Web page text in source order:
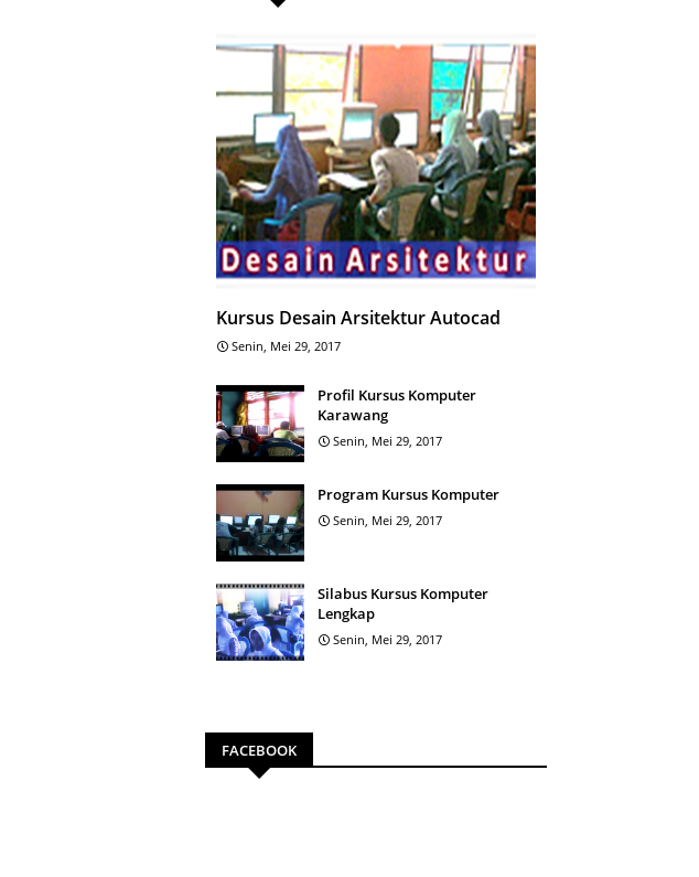
Kursus Desain Arsitektur Autocad
Senin, Mei 29, 2017
Profil Kursus Komputer
Karawang
Senin, Mei 29, 2017
Program Kursus Komputer
Senin, Mei 29, 2017
Silabus Kursus Komputer
Lengkap
Senin, Mei 29, 2017
FACEBOOK